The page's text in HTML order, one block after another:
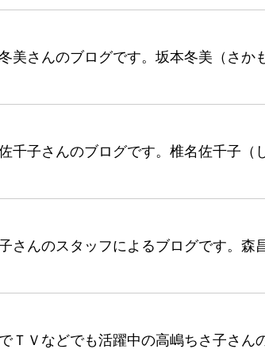
美さんのブログです。坂本冬美（さ
千子さんのブログです。椎名佐千子
さんのスタッフによるブログです。
ＴＶなどでも活躍中の高嶋ちさ子さ